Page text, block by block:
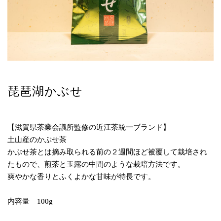
琵琶湖かぶせ
【滋賀県茶業会議所監修の近江茶統一ブランド】
土山産のかぶせ茶
かぶせ茶とは摘み取られる前の２週間ほど被覆して栽培され
たもので、煎茶と玉露の中間のような栽培方法です。
爽やかな香りとふくよかな甘味が特長です。
内容量 100g